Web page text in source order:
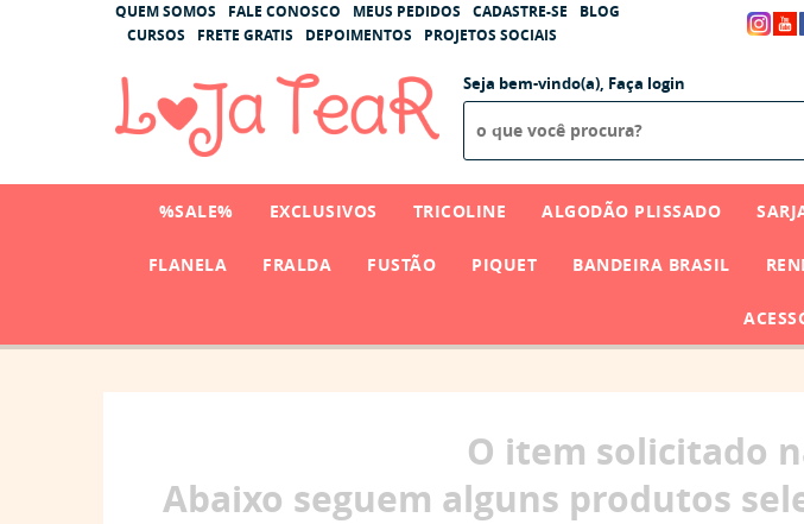
QUEM SOMOS FALE CONOSCO MEUS PEDIDOS CADASTRE-SE
BLOG
CURSOS
FRETE GRATIS DEPOIMENTOS PROJETOS SOCIAIS
Seja bem-vindo(a), Faça login
%SALE% EXCLUSIVOS TRICOLINE ALGODÃO PLISSADO
FLANELA FRALDA FUSTÃO PIQUET BANDEIRA BRASIL
O item solicitado
Abaixo seguem alguns produtos